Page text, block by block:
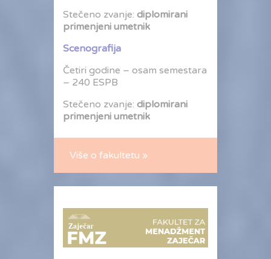
Stečeno zvanje: diplomirani
primenjeni umetnik
Scenografija
Četiri godine – osam semestara
– 240 ESPB
Stečeno zvanje: diplomirani
primenjeni umetnik
Više o fakultetu »